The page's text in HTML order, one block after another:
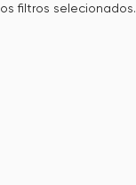
filtros selecionados.